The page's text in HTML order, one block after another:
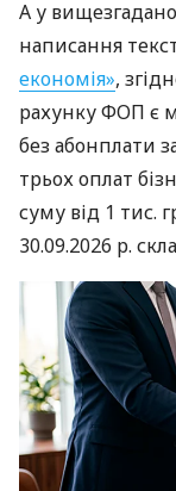
А у
написання
економія»,
рахунку ФОП є
без абонплати
трьох оплат
суму від 1 тис.
30.09.2026 р.